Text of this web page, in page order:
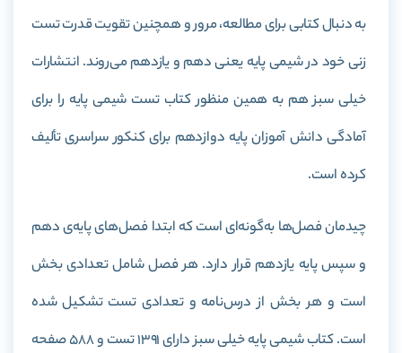
به دنبال کتابی برای مطالعه، مرور و همچنین تقویت قدرت تست
زنی خود در شیمی پایه یعنی دهم و یازدهم می‌روند. انتشارات
خیلی سبز هم به همین منظور کتاب تست شیمی پایه را برای
آمادگی دانش آموزان پایه دوازدهم برای کنکور سراسری تألیف
کرده است.
چیدمان فصل‌ها به‌گونه‌ای است که ابتدا فصل‌های پایه‌ی دهم
و سپس پایه یازدهم قرار دارد. هر فصل شامل تعدادی بخش
است و هر بخش از درس‌نامه و تعدادی تست تشکیل‌ شده
است. کتاب شیمی پایه خیلی سبز دارای 1391 تست و 588 صفحه